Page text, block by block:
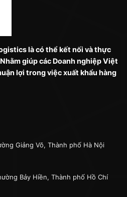
là có thể kết nối và thực
giúp các Doanh nghiệp Việt
lợi trong việc xuất khẩu hàng
Giảng Võ, Thành phố Hà Nội
Bảy Hiền, Thành phố Hồ Chí